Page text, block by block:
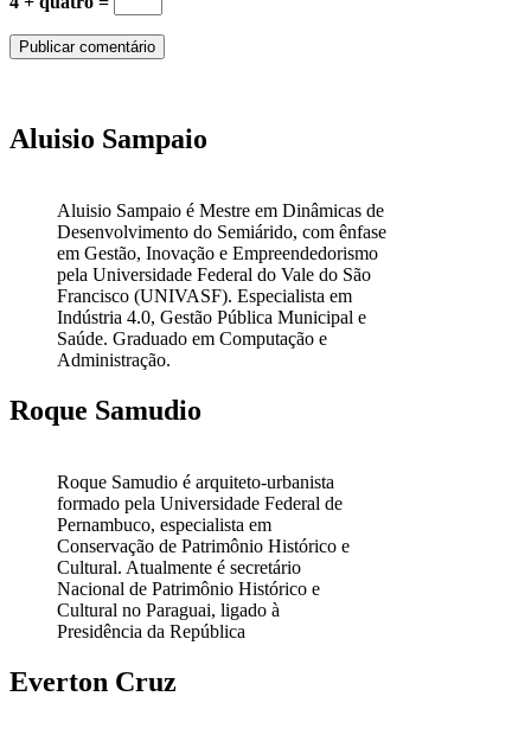
Aluisio Sampaio
Aluisio Sampaio é Mestre em Dinâmicas de
Desenvolvimento do Semiárido, com ênfase
em Gestão, Inovação e Empreendedorismo
pela Universidade Federal do Vale do São
Francisco (UNIVASF). Especialista em
Indústria 4.0, Gestão Pública Municipal e
Saúde. Graduado em Computação e
Administração.
Roque Samudio
Roque Samudio é arquiteto-urbanista
formado pela Universidade Federal de
Pernambuco, especialista em
Conservação de Patrimônio Histórico e
Cultural. Atualmente é secretário
Nacional de Patrimônio Histórico e
Cultural no Paraguai, ligado à
Presidência da República
Everton Cruz